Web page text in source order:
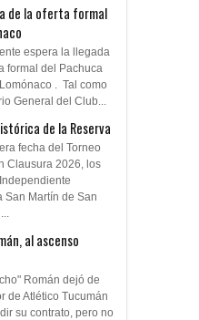
de la oferta formal
espera la llegada
formal del Pachuca
. Tal como
General del Club...
de la Reserva
fecha del Torneo
Clausura 2026, los
San Martín de San
al ascenso
Román dejó de
de Atlético Tucumán
su contrato, pero no